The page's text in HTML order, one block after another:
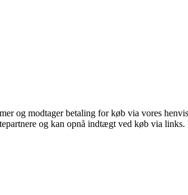
og modtager betaling for køb via vores
og kan opnå indtægt ved køb via